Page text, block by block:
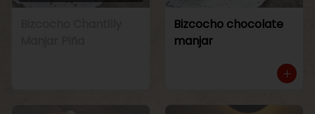
Bizcocho chocolate
manjar